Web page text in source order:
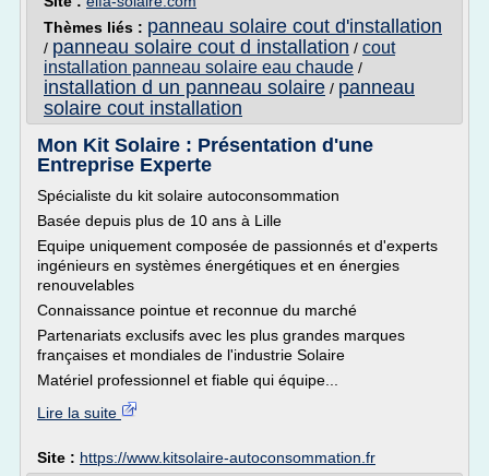
Thèmes liés : panneau solaire cout d'installation
/ panneau solaire cout d installation / cout
installation panneau solaire eau chaude /
installation d un panneau solaire / panneau
solaire cout installation
Mon Kit Solaire : Présentation d'une
Entreprise Experte
Spécialiste du kit solaire autoconsommation
Basée depuis plus de 10 ans à Lille
Equipe uniquement composée de passionnés et d'experts
ingénieurs en systèmes énergétiques et en énergies
renouvelables
Connaissance pointue et reconnue du marché
Partenariats exclusifs avec les plus grandes marques
françaises et mondiales de l'industrie Solaire
Matériel professionnel et fiable qui équipe...
Lire la suite
Site : https://www.kitsolaire-autoconsommation.fr